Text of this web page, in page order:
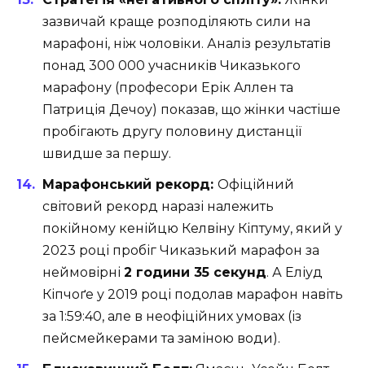
зазвичай краще розподіляють сили на
марафоні, ніж чоловіки. Аналіз результатів
понад 300 000 учасників Чиказького
марафону (професори Ерік Аллен та
Патриція Дечоу) показав, що жінки частіше
пробігають другу половину дистанції
швидше за першу.
Марафонський рекорд: Офіційний
світовий рекорд наразі належить
покійному кенійцю Келвіну Кіптуму, який у
2023 році пробіг Чиказький марафон за
неймовірні 2 години 35 секунд. А Еліуд
Кіпчоґе у 2019 році подолав марафон навіть
за 1:59:40, але в неофіційних умовах (із
пейсмейкерами та заміною води).